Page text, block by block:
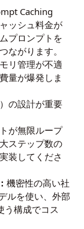
Caching
ッシュ料金が
プロンプトを
ながります。
リ管理が不適
量が爆発しま
の設計が重要
が無限ループ
ステップ数の
装してくださ
機密性の高い社
ルを使い、外部
う構成でコス